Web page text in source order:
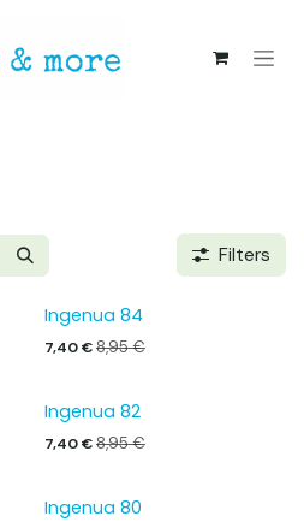
Filters
Ingenua 84
7,40€8,95€
Ingenua 82
7,40€8,95€
Ingenua 80